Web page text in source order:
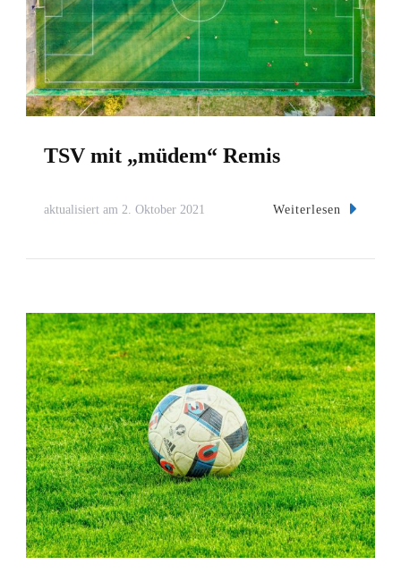
TSV mit „müdem“ Remis
aktualisiert am 2. Oktober 2021 Weiterlesen